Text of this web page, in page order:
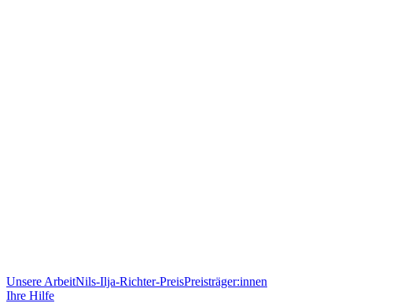
Unsere ArbeitNils-Ilja-Richter-PreisPreisträger:innen
Ihre Hilfe